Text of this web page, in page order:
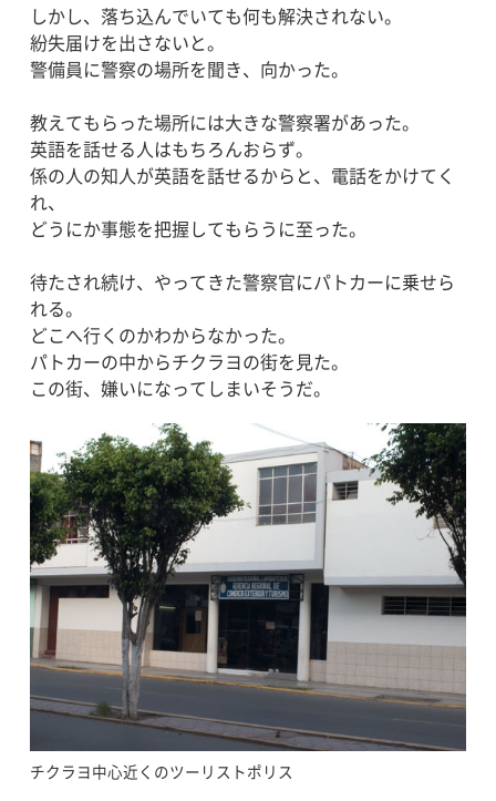
しかし、落ち込んでいても何も解決されない。
紛失届けを出さないと。
警備員に警察の場所を聞き、向かった。
教えてもらった場所には大きな警察署があった。
英語を話せる人はもちろんおらず。
係の人の知人が英語を話せるからと、電話をかけてく
れ、
どうにか事態を把握してもらうに至った。
待たされ続け、やってきた警察官にパトカーに乗せら
れる。
どこへ行くのかわからなかった。
パトカーの中からチクラヨの街を見た。
この街、嫌いになってしまいそうだ。
チクラヨ中心近くのツーリストポリス